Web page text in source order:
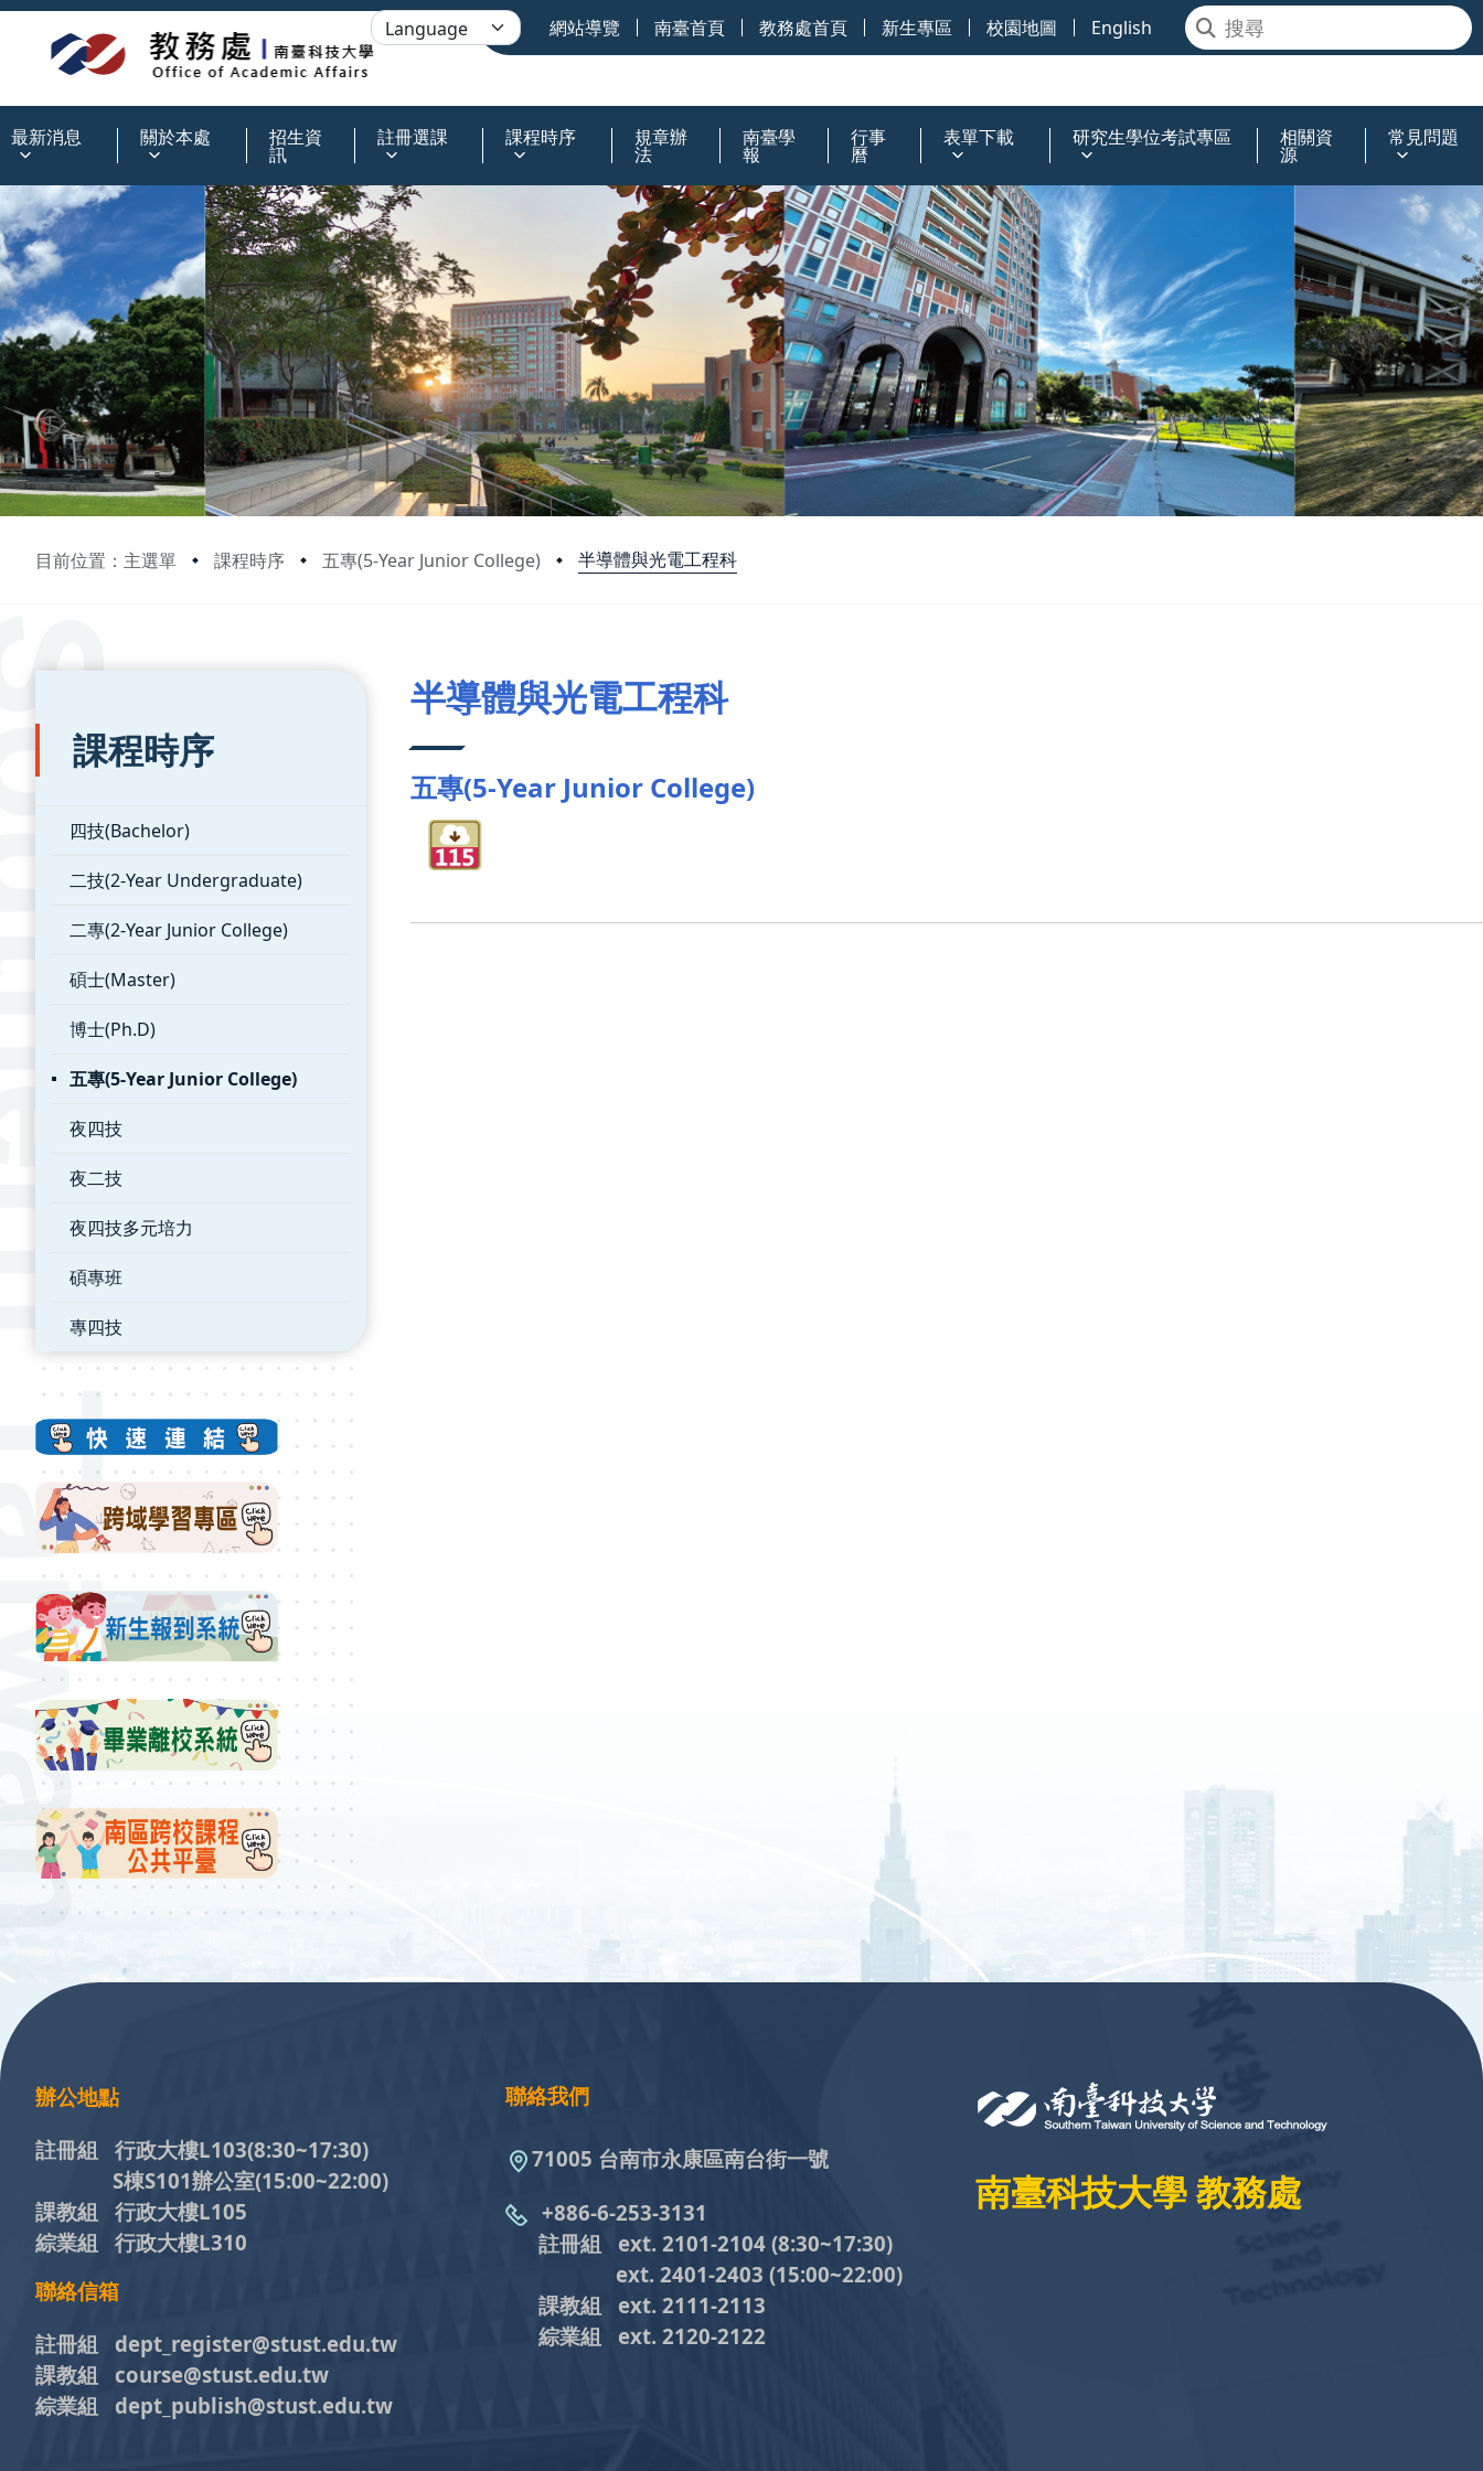
網站導覽 南臺首頁 教務處首頁 新生專區 校園地圖 English
最新消息 關於本處 招生資
訊
註冊選課 課程時序 規章辦
法
南臺學
報
行事
曆
表單下載 研究生學位考試專區 相關資
源
常見問題
目前位置：主選單 課程時序 五專(5-Year Junior College) 半導體與光電工程科
:::
課程時序
四技(Bachelor)
二技(2-Year Undergraduate)
二專(2-Year Junior College)
碩士(Master)
博士(Ph.D)
五專(5-Year Junior College)
夜四技
夜二技
夜四技多元培力
碩專班
專四技
半導體與光電工程科
五專(5-Year Junior College)
:::
南臺科技大學 教務處
聯絡我們
71005 台南市永康區南台街一號
+886-6-253-3131
註冊組 ext. 2101-2104 (8:30~17:30)
ext. 2401-2403 (15:00~22:00)
課教組 ext. 2111-2113
綜業組
ext. 2120-2122
辦公地點
註冊組 行政大樓L103(8:30~17:30)
S棟S101辦公室(15:00~22:00)
課教組 行政大樓L105
綜業組 行政大樓L310
聯絡信箱
註冊組 dept_register@stust.edu.tw
課教組 course@stust.edu.tw
綜業組 dept_publish@stust.edu.tw